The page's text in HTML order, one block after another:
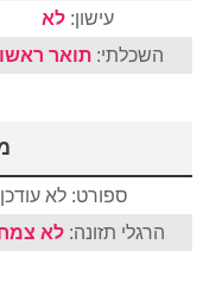
עישון: לא
השכלתי:תואר
ספורט: לא עודכן
הרגלי תזונה: לא